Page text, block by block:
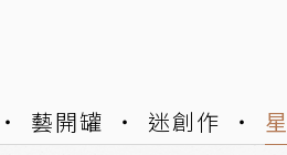
藝開罐 迷創作